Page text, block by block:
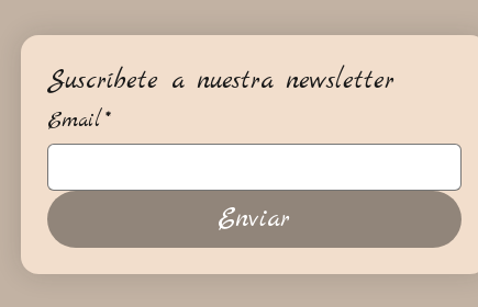
Suscríbete a nuestra newsletter
Email*
Enviar